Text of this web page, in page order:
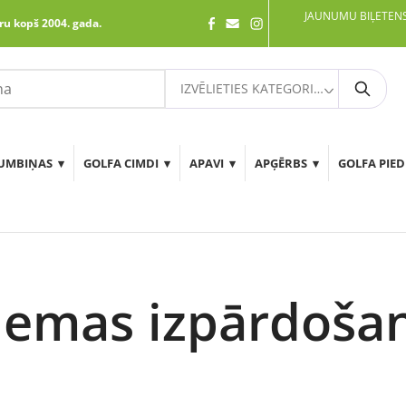
kopš 2004. gada.
JAUNUMU
IZVĒLIETIES KATEGORIJU Meklēt
GOLFA CIMDI APAVI APĢĒRBS GOLFA